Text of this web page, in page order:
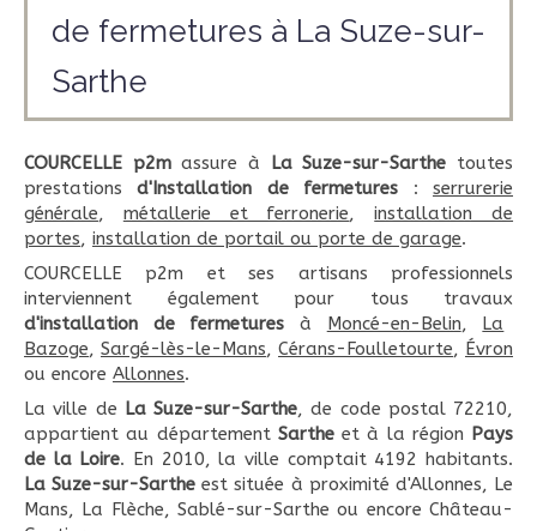
de fermetures à La Suze-sur-
Sarthe
COURCELLE p2massure à La Suze-sur-Sarthe toutes
prestations d'Installation de fermetures :serrurerie
générale, métallerie et ferronerie,installation de
portes, installation de portail ou porte de garage.
COURCELLE p2m et ses artisans professionnels
interviennent également pour tous travaux
d'installation de fermetures à Moncé-en-Belin, La
Bazoge, Sargé-lès-le-Mans, Cérans-Foulletourte, Évron
ou encore Allonnes.
La ville de La Suze-sur-Sarthe, de code postal 72210,
appartient au département Sartheet à la région Pays
de la Loire. En 2010, la ville comptait 4192 habitants.
La Suze-sur-Sarthe est située à proximité d'Allonnes, Le
Mans, La Flèche, Sablé-sur-Sarthe ou encore Château-